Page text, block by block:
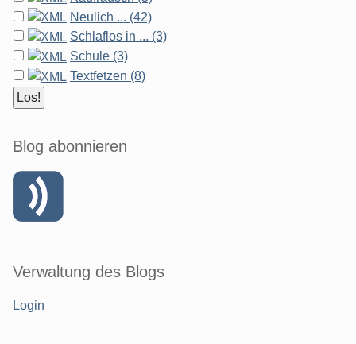
Neulich ... (42)
Schlaflos in ... (3)
Schule (3)
Textfetzen (8)
Blog abonnieren
Verwaltung des Blogs
Login